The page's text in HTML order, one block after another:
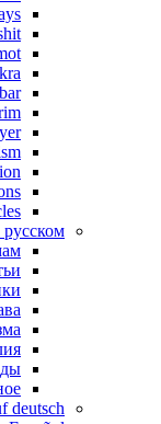
deutsch